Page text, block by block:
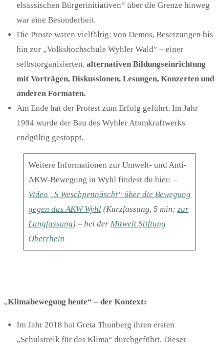
elsässischen Bürgerinitiativen“ über die Grenze hinweg
war eine Besonderheit.
Die Proste waren vielfältig: von Demos, Besetzungen bis
hin zur „Volkshochschule Wyhler Wald“ – einer
selbstorganisierten, alternativenBildungseinrichtung
mitVorträgen, Diskussionen, Lesungen, Konzertenund
anderen Formaten.
Am Ende hat der Protest zum Erfolg geführt. Im Jahr
1994 wurde der Bau des Wyhler Atomkraftwerks
endgültig gestoppt.
Weitere Informationen zur Umwelt- und Anti-
AKW-Bewegung in Wyhl findest du hier: –
Video „S Weschpennäscht“ über die Bewegung
gegen das AKW Wyhl(Kurzfassung, 5 min; zur
Langfassung) – bei der Mitwelt Stiftung
Oberrhein
„Klimabewegung heute“ – der Kontext:
Im Jahr 2018 hat Greta Thunberg ihren ersten
„Schulstreik für das Klima“ durchgeführt. Dieser